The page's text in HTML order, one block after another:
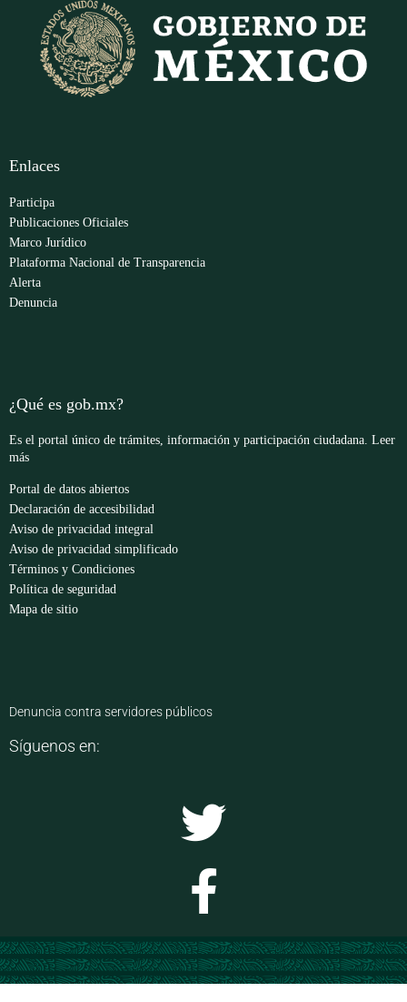
Enlaces
Participa
Publicaciones Oficiales
Marco Jurídico
Plataforma Nacional de Transparencia
Alerta
Denuncia
¿Qué es gob.mx?
Es el portal único de trámites, información y participación ciudadana. Leer
más
Portal de datos abiertos
Declaración de accesibilidad
Aviso de privacidad integral
Aviso de privacidad simplificado
Términos y Condiciones
Política de seguridad
Mapa de sitio
Denuncia contra servidores públicos
Síguenos en: